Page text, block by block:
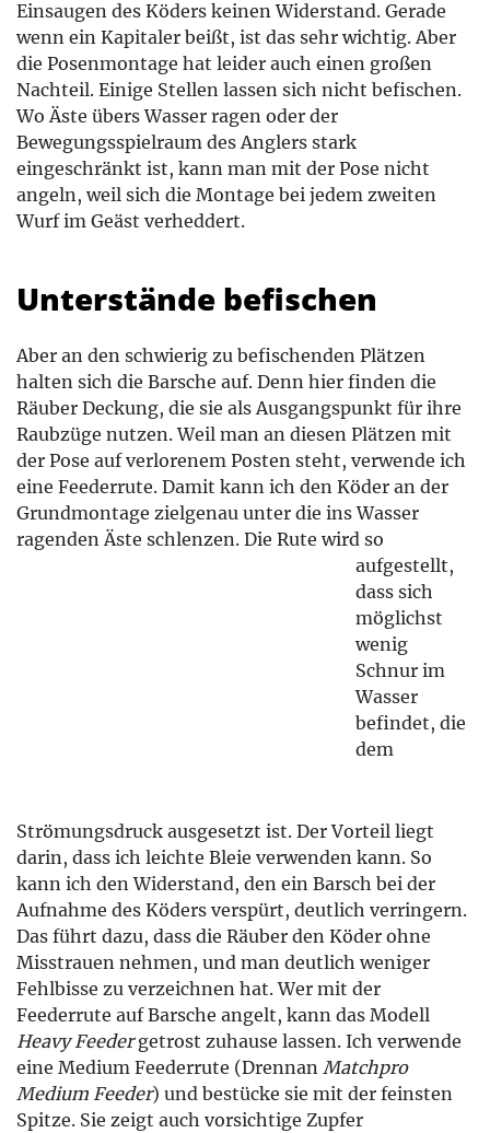
Einsaugen des Köders keinen Widerstand. Gerade
wenn ein Kapitaler beißt, ist das sehr wichtig. Aber
die Posenmontage hat leider auch einen großen
Nachteil. Einige Stellen lassen sich nicht befischen.
Wo Äste übers Wasser ragen oder der
Bewegungsspielraum des Anglers stark
eingeschränkt ist, kann man mit der Pose nicht
angeln, weil sich die Montage bei jedem zweiten
Wurf im Geäst verheddert.
Unterstände befischen
Aber an den schwierig zu befischenden Plätzen
halten sich die Barsche auf. Denn hier finden die
Räuber Deckung, die sie als Ausgangspunkt für ihre
Raubzüge nutzen. Weil man an diesen Plätzen mit
der Pose auf verlorenem Posten steht, verwende ich
eine Feederrute. Damit kann ich den Köder an der
Grundmontage zielgenau unter die ins Wasser
ragenden Äste schlenzen. Die Rute wird so
aufgestellt,
dass sich
möglichst
wenig
Schnur im
Wasser
befindet, die
dem
Strömungsdruck ausgesetzt ist. Der Vorteil liegt
darin, dass ich leichte Bleie verwenden kann. So
kann ich den Widerstand, den ein Barsch bei der
Aufnahme des Köders verspürt, deutlich verringern.
Das führt dazu, dass die Räuber den Köder ohne
Misstrauen nehmen, und man deutlich weniger
Fehlbisse zu verzeichnen hat. Wer mit der
Feederrute auf Barsche angelt, kann das Modell
Heavy Feedergetrost zuhause lassen. Ich verwende
eine Medium Feederrute (Drennan Matchpro
Medium Feeder) und bestücke sie mit der feinsten
Spitze. Sie zeigt auch vorsichtige Zupfer